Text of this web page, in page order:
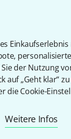
der Nutzung
auf „Geht klar“ zu
die Cookie-
Weitere Infos